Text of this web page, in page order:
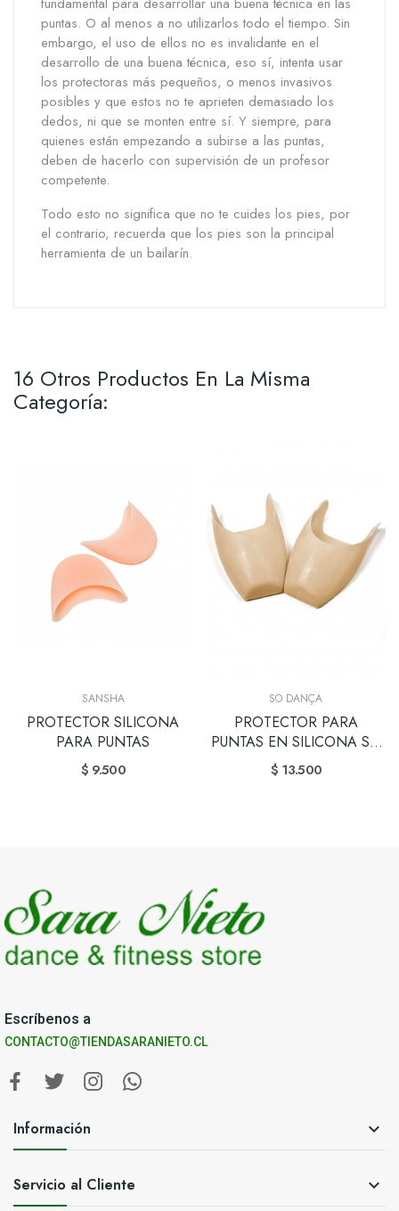
puntas. O al menos a no utilizarlos todo el tiempo. Sin
embargo, el uso de ellos no es invalidante en el
desarrollo de una buena técnica, eso sí, intenta usar
los protectoras más pequeños, o menos invasivos
posibles y que estos no te aprieten demasiado los
dedos, ni que se monten entre sí. Y siempre, para
quienes están empezando a subirse a las puntas,
deben de hacerlo con supervisión de un profesor
competente.
Todo esto no significa que no te cuides los pies, por
el contrario, recuerda que los pies son la principal
herramienta de un bailarín.
16 Otros Productos En La Misma
Categoría:
SANSHA
PROTECTOR SILICONA
PARA PUNTAS
$ 9.500
SO DANÇA
PROTECTOR PARA
PUNTAS EN SILICONA SO
DANÇA
$ 13.500
Escríbenos a
CONTACTO@TIENDASARANIETO.CL
Información 
Servicio al Cliente 